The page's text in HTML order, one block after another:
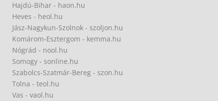
Hajdú-Bihar - haon.hu
Heves - heol.hu
Jász-Nagykun-Szolnok - szoljon.hu
Komárom-Esztergom - kemma.hu
Nógrád - nool.hu
Somogy - sonline.hu
Szabolcs-Szatmár-Bereg - szon.hu
Tolna - teol.hu
Vas - vaol.hu